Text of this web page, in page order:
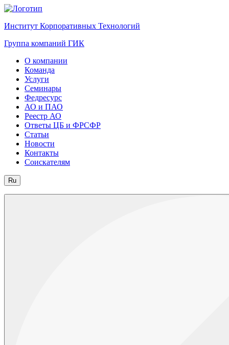
Институт Корпоративных Технологий
Группа компаний ГИК
О компании
Команда
Услуги
Семинары
Федресурс
АО и ПАО
Реестр АО
Ответы ЦБ и ФРСФР
Статьи
Новости
Контакты
Соискателям
Ru